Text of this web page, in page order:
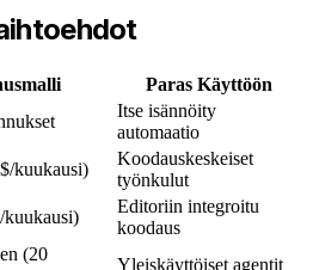
Paras Käyttöön
Itse isännöity
automaatio
kuukausi)
Koodauskeskeiset
työnkulut
kuukausi)
Editoriin integroitu
koodaus
(20
Yleiskäyttöiset agentit